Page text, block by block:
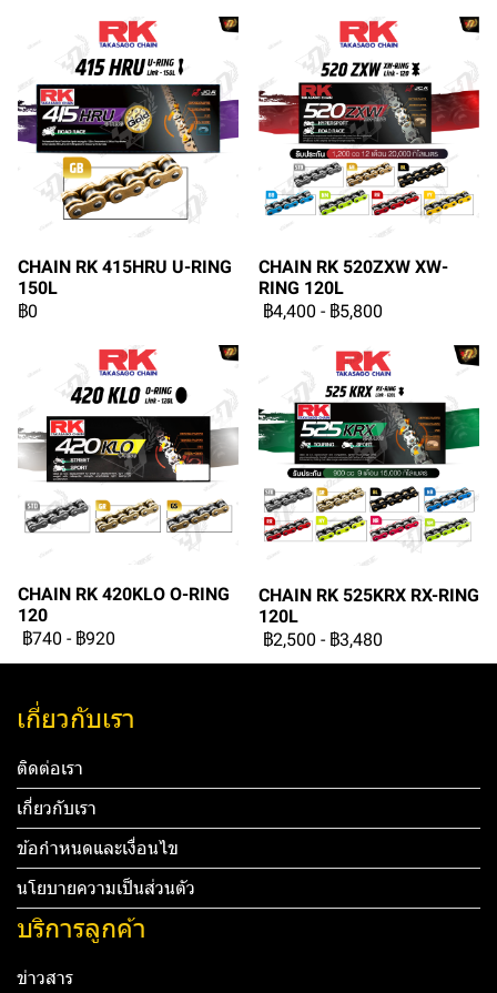
CHAIN RK 415HRU U-RING
150L
฿0
CHAIN RK 520ZXW XW-
RING 120L
฿4,400 - ฿5,800
CHAIN RK 420KLO O-RING
120
฿740 - ฿920
CHAIN RK 525KRX RX-RING
120L
฿2,500 - ฿3,480
เกี่ยวกับเรา
ติดต่อเรา
เกี่ยวกับเรา
ข้อกำหนดและเงื่อนไข
นโยบายความเป็นส่วนตัว
บริการลูกค้า
ข่าวสาร